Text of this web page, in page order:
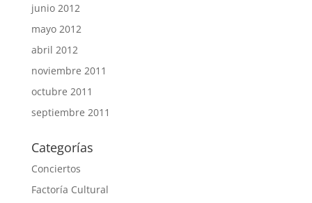
junio 2012
mayo 2012
abril 2012
noviembre 2011
octubre 2011
septiembre 2011
Categorías
Conciertos
Factoría Cultural